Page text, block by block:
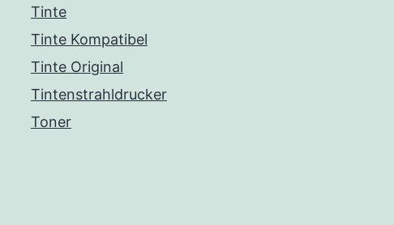
Tinte
Tinte Kompatibel
Tinte Original
Tintenstrahldrucker
Toner